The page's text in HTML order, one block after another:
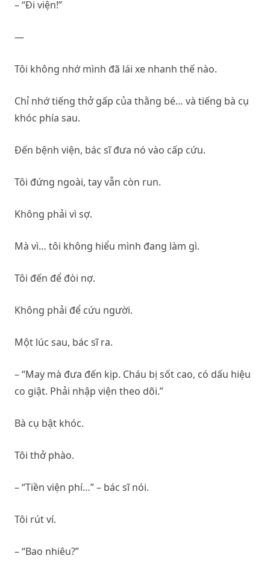
– “Đi viện!”
—
Tôi không nhớ mình đã lái xe nhanh thế nào.
Chỉ nhớ tiếng thở gấp của thằng bé… và tiếng bà cụ
khóc phía sau.
Đến bệnh viện, bác sĩ đưa nó vào cấp cứu.
Tôi đứng ngoài, tay vẫn còn run.
Không phải vì sợ.
Mà vì… tôi không hiểu mình đang làm gì.
Tôi đến để đòi nợ.
Không phải để cứu người.
Một lúc sau, bác sĩ ra.
– “May mà đưa đến kịp. Cháu bị sốt cao, có dấu hiệu
co giật. Phải nhập viện theo dõi.”
Bà cụ bật khóc.
Tôi thở phào.
– “Tiền viện phí…” – bác sĩ nói.
Tôi rút ví.
– “Bao nhiêu?”